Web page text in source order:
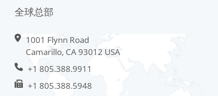
全球总部
1001 Flynn Road
Camarillo, CA 93012 USA
+1 805.388.9911
+1 805.388.5948